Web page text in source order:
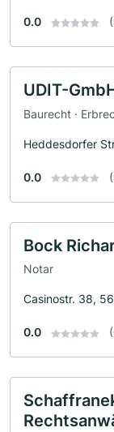
0.0
UDIT-
Baurecht ·
Heddesdorfer
0.0
Bock
Notar
Casinostr. 38,
0.0